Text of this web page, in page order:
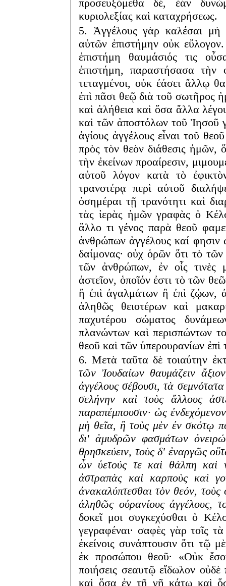
προσευξόμεθα δέ, ἐὰν
κυριολεξίας καὶ καταχρήσεως.
5. Ἀγγέλους γὰρ καλέσαι μὴ
αὐτῶν ἐπιστήμην οὐκ
ἐπιστήμη θαυμάσιός τις
ἐπιστήμη, παραστήσασα τὴν
τεταγμένοι, οὐκ ἐάσει ἄλλῳ
ἐπὶ πᾶσι θεῷ διὰ τοῦ σωτῆρος
καὶ ἀλήθεια καὶ ὅσα ἄλλα
καὶ τῶν ἀποστόλων τοῦ Ἰησοῦ
ἁγίους ἀγγέλους εἶναι τοῦ
πρὸς τὸν θεὸν διάθεσις ἡμῶν,
τὴν ἐκείνων προαίρεσιν,
αὐτοῦ λόγον κατὰ τὸ
τρανοτέρᾳ περὶ αὐτοῦ
ὁσημέραι τῇ τρανότητι καὶ
τὰς ἱερὰς ἡμῶν γραφὰς ὁ
ἄλλο τι γένος παρὰ θεοῦ
ἀνθρώπων ἀγγέλους καί φησιν
δαίμονας· οὐχ ὁρῶν ὅτι τὸ
τῶν ἀνθρώπων, ἐν οἷς τινὲς
ἀστεῖον, ὁποῖόν ἐστι τὸ τῶν
ἢ ἐπὶ ἀγαλμάτων ἢ ἐπὶ ζῴων,
ἀληθῶς θειοτέρων καὶ
παχυτέρου σώματος
πλανώντων καὶ περισπώντων
θεοῦ καὶ τῶν ὑπερουρανίων
6. Μετὰ ταῦτα δὲ τοιαύτην
τῶν Ἰουδαίων θαυμάζειν
ἀγγέλους σέβουσι, τὰ
σελήνην καὶ τοὺς ἄλλους
παραπέμπουσιν· ὡς
μὴ θεῖα, ἢ τοὺς μὲν ἐν σκότῳ
δι' ἀμυδρῶν φασμάτων
θρησκεύειν, τοὺς δ' ἐναργῶς
ὧν ὑετούς τε καὶ θάλπη καὶ
ἀστραπὰς καὶ καρποὺς καὶ
ἀνακαλύπτεσθαι τὸν θεόν,
ἀληθῶς οὐρανίους ἀγγέλους,
δοκεῖ μοι συγκεχύσθαι ὁ
γεγραφέναι· σαφὲς γὰρ τοῖς
ἐκείνοις συνάπτουσιν ὅτι τῷ
ἐκ προσώπου θεοῦ· «Οὐκ
ποιήσεις σεαυτῷ εἴδωλον
καὶ ὅσα ἐν τῇ γῇ κάτω καὶ